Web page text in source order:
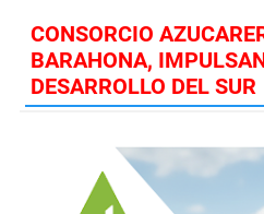
CONSORCIO
BARAHONA,
DESARROLLO DEL SUR